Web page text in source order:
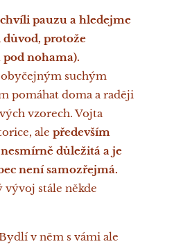
pauzu a hledejme
protože
nohama).
obyčejným suchým
pomáhat doma a raději
vzorech. Vojta
ale především
důležitá a je
není samozřejmá.
vývoj stále někde
v něm s vámi ale